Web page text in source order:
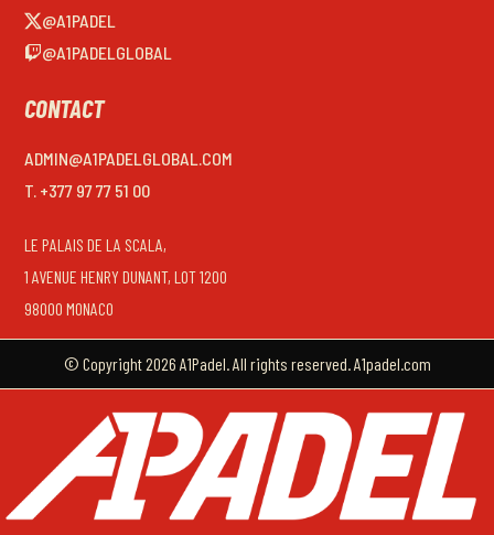
@A1PADEL
@A1PADELGLOBAL
CONTACT
ADMIN@A1PADELGLOBAL.COM
T. +377 97 77 51 00
LE PALAIS DE LA SCALA,
1 AVENUE HENRY DUNANT, LOT 1200
98000 MONACO
© Copyright 2026 A1Padel. All rights reserved. A1padel.com